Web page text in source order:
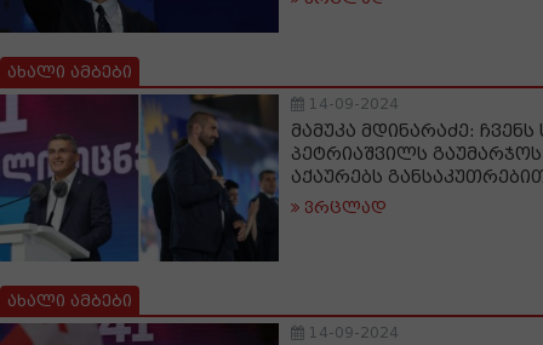
ახალი ამბები
14-09-2024
მამუკა მდინარაძე: ჩვენს
პეტრიაშვილს
აქაურებს
ვრცლად
ახალი ამბები
14-09-2024